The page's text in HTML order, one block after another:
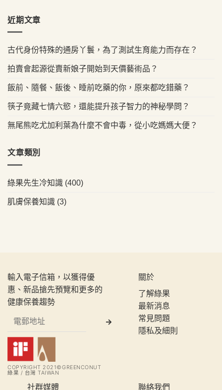
近期文章
古代身份特殊的通房丫鬟，為了測試生育能力而存在？
拍賣會起源從賣新娘子開始到天價藝術品？
飯前、隨餐、飯後、睡前吃藥的你，原來都吃錯藥？
筷子竟藏七情六慾，還能提升孩子智力的神秘學問？
無尾熊吃尤加利葉為什麼不會中毒，從小吃媽媽大便？
文章類別
綠果先生冷知識 (400)
肌膚保養知識 (3)
輸入電子信箱，以獲得優
惠、新品搶先預覽和更多的
健康保養趨勢
COPYRIGHT 2021©GREENCONUT
綠果 / 台灣 TAIWAN
關於
了解綠果
最新消息
常見問題
隱私及細則
社群媒體 聯絡我們